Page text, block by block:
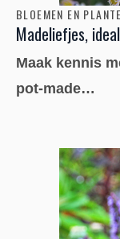
BLOEMEN EN
Madeliefjes,
Maak kennis
pot-made…